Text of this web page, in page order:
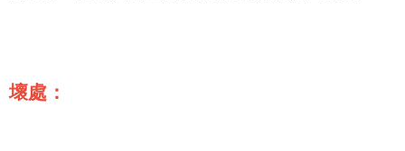
壞處：